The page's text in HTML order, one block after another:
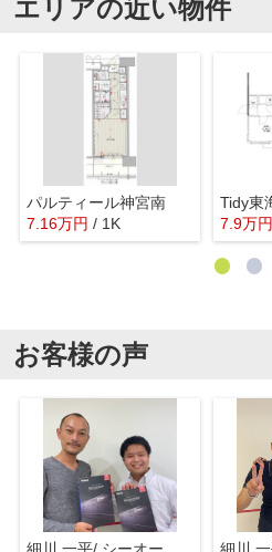
エリアの近い物件
パルティール神宮南
7.16万円 / 1K
7.9万円
お客様の声